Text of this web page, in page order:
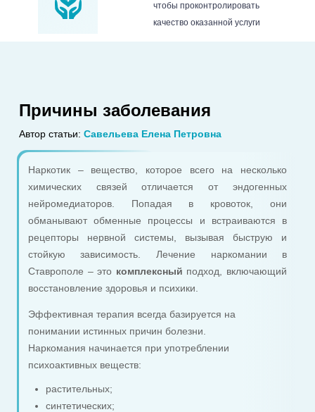
чтобы проконтролировать
качество оказанной услуги
Причины заболевания
Автор статьи: Савельева Елена Петровна
Наркотик – вещество, которое всего на несколько
химических связей отличается от эндогенных
нейромедиаторов. Попадая в кровоток, они
обманывают обменные процессы и встраиваются в
рецепторы нервной системы, вызывая быструю и
стойкую зависимость. Лечение наркомании в
Ставрополе – это комплексный подход, включающий
восстановление здоровья и психики.
Эффективная терапия всегда базируется на
понимании истинных причин болезни.
Наркомания начинается при употреблении
психоактивных веществ:
растительных;
синтетических;